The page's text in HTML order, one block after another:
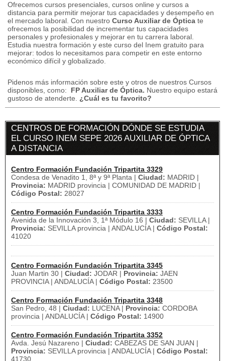
Ofrecemos cursos presenciales, cursos online y cursos a
distancia para permitir mejorar tus capacidades y desempeño en
el mercado laboral. Con nuestro Curso Auxiliar de Óptica te
ofrecemos la posibilidad de incrementar tus capacidades
personales y profesionales y mejorar en tu carrera laboral.
Estudia nuestra formación y este curso del Inem gratuito para
mejorar: todos lo necesitamos para competir en este entorno
económico difícil y globalizado.
Pidenos más información sobre este y otros de nuestros Cursos
disponibles, como: FP Auxiliar de Óptica. Nuestro equipo estará
gustoso de atenderte. ¿Cuál es tu favorito?
CENTROS DE FORMACIÓN DÓNDE SE ESTUDIA
EL CURSO INEM SEPE 2026 AUXILIAR DE ÓPTICA
A DISTANCIA
Centro Formación Fundación Tripartita 3329
Condesa de Venadito 1, 8ª y 9ª Planta | Ciudad: MADRID |
Provincia: MADRID provincia | COMUNIDAD DE MADRID |
Código Postal: 28027
Centro Formación Fundación Tripartita 3333
Avenida de la Innovación 3, 1ª Módulo 16 | Ciudad: SEVILLA |
Provincia: SEVILLA provincia | ANDALUCÍA | Código Postal:
41020
Centro Formación Fundación Tripartita 3345
Juan Martin 30 | Ciudad: JODAR | Provincia: JAEN
PROVINCIA | ANDALUCÍA | Código Postal: 23500
Centro Formación Fundación Tripartita 3348
San Pedro, 48 | Ciudad: LUCENA | Provincia: CORDOBA
provincia | ANDALUCÍA | Código Postal: 14900
Centro Formación Fundación Tripartita 3352
Avda. Jesú Nazareno | Ciudad: CABEZAS DE SAN JUAN |
Provincia: SEVILLA provincia | ANDALUCÍA | Código Postal:
41730